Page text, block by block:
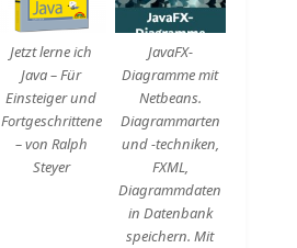
Jetzt lerne ich
Java – Für
Einsteiger und
Fortgeschrittene
– von Ralph
Steyer
JavaFX-
Diagramme mit
Netbeans.
Diagrammarten
und -techniken,
FXML,
Diagrammdaten
in Datenbank
speichern. Mit